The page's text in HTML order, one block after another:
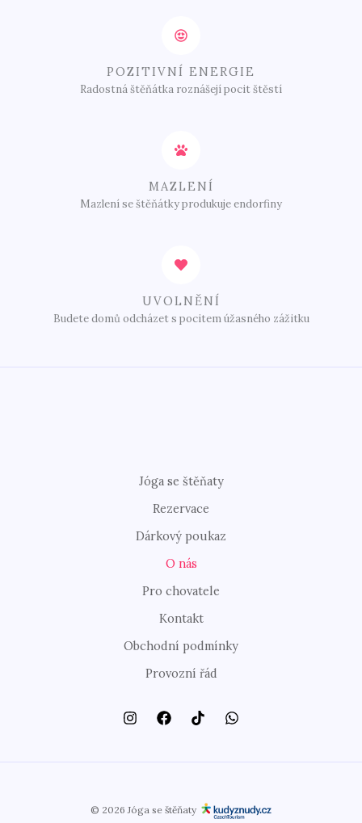
POZITIVNÍ ENERGIE
Radostná štěňátka roznášejí pocit štěstí
MAZLENÍ
Mazlení se štěňátky produkuje endorfiny
UVOLNĚNÍ
Budete domů odcházet s pocitem úžasného zážitku
Jóga se štěňaty
Rezervace
Dárkový poukaz
O nás
Pro chovatele
Kontakt
Obchodní podmínky
Provozní řád
© 2026 Jóga se štěňaty